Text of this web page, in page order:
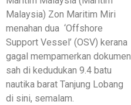
Malaysia) Zon Maritim Miri
menahan dua ‘Offshore
Support Vessel’ (OSV) kerana
gagal mempamerkan dokumen
sah di kedudukan 9.4 batu
nautika barat Tanjung Lobang
di sini, semalam.